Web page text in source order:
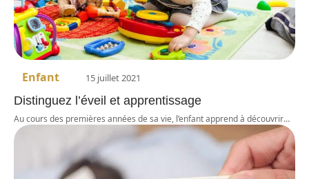
Enfant 15 juillet 2021
Distinguez l’éveil et apprentissage
Au cours des premières années de sa vie, l’enfant apprend à découvrir…